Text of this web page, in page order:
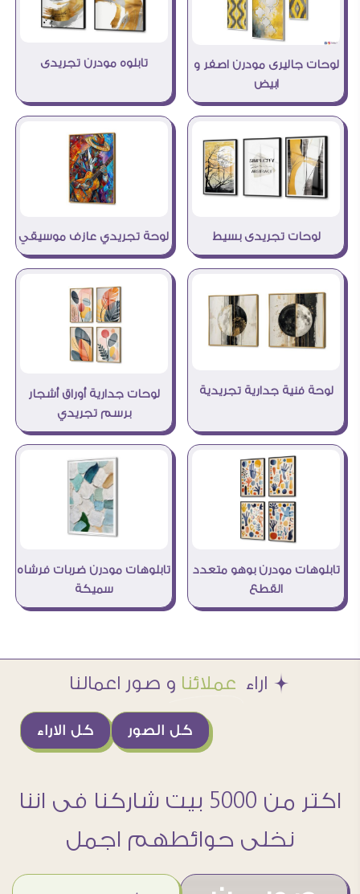
لوحات جاليرى مودرن اصفر و
ابيض
تابلوه مودرن تجريدى
لوحات تجريدى بسيط لوحة تجريدي عازف موسيقي
لوحة فنية جدارية تجريدية
لوحات جدارية أوراق أشجار
برسم تجريدي
تابلوهات مودرن بوهو متعدد
القطع
تابلوهات مودرن ضربات فرشاه
سميكة
Æ اراء عملائنا و صور اعمالنا
كل الاراء كل الصور
اكتر من 5000 بيت شاركنا فى اننا
نخلى حوائطهم اجمل